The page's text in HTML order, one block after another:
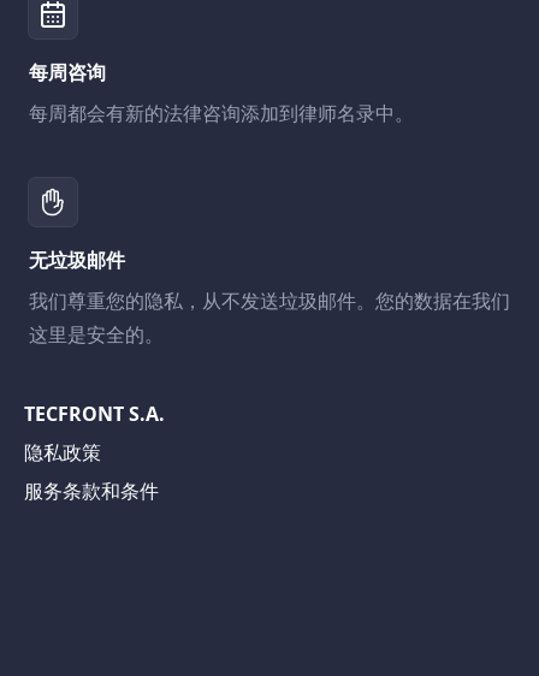
每周咨询
每周都会有新的法律咨询添加到律师名录中。
无垃圾邮件
我们尊重您的隐私，从不发送垃圾邮件。您的数据在我们
这里是安全的。
TECFRONT S.A.
隐私政策
服务条款和条件